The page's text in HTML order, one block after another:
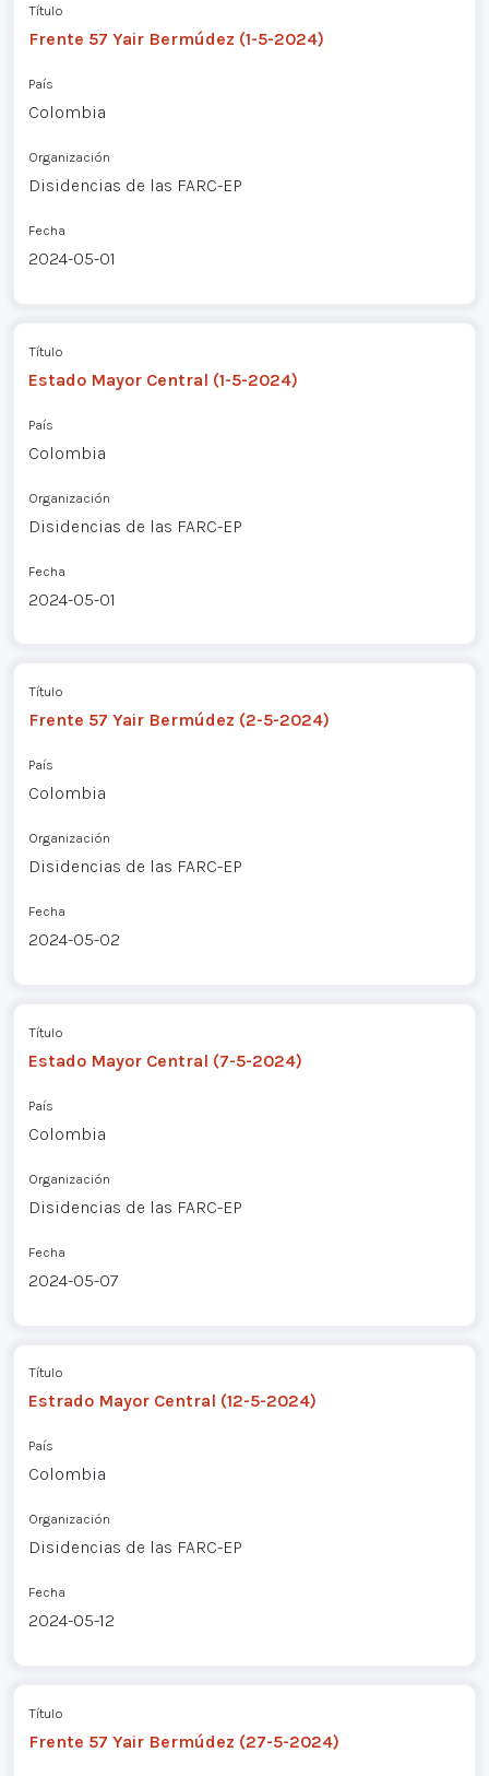
Título
Frente 57 Yair Bermúdez (1-5-2024)
País
Colombia
Organización
Disidencias de las FARC-EP
Fecha
2024-05-01
Título
Estado Mayor Central (1-5-2024)
País
Colombia
Organización
Disidencias de las FARC-EP
Fecha
2024-05-01
Título
Frente 57 Yair Bermúdez (2-5-2024)
País
Colombia
Organización
Disidencias de las FARC-EP
Fecha
2024-05-02
Título
Estado Mayor Central (7-5-2024)
País
Colombia
Organización
Disidencias de las FARC-EP
Fecha
2024-05-07
Título
Estrado Mayor Central (12-5-2024)
País
Colombia
Organización
Disidencias de las FARC-EP
Fecha
2024-05-12
Título
Frente 57 Yair Bermúdez (27-5-2024)